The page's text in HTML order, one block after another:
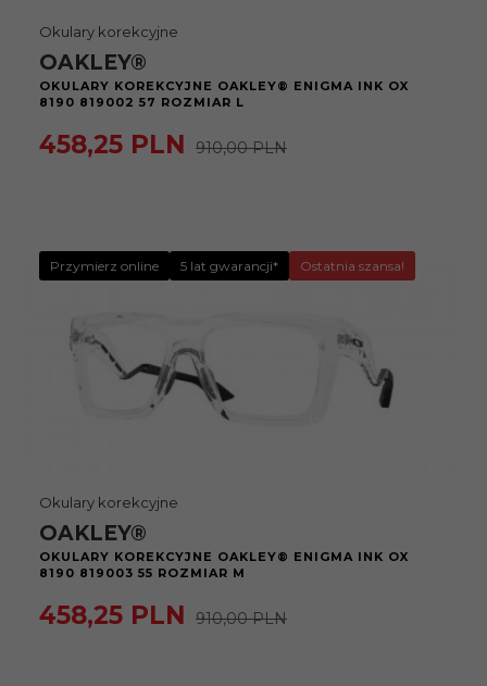
Okulary korekcyjne
OAKLEY®
OKULARY KOREKCYJNE OAKLEY® ENIGMA INK OX
8190 819002 57 ROZMIAR L
458,25 PLN 910,00 PLN
Przymierz online 5 lat gwarancji* Ostatnia szansa!
Okulary korekcyjne
OAKLEY®
OKULARY KOREKCYJNE OAKLEY® ENIGMA INK OX
8190 819003 55 ROZMIAR M
458,25 PLN 910,00 PLN